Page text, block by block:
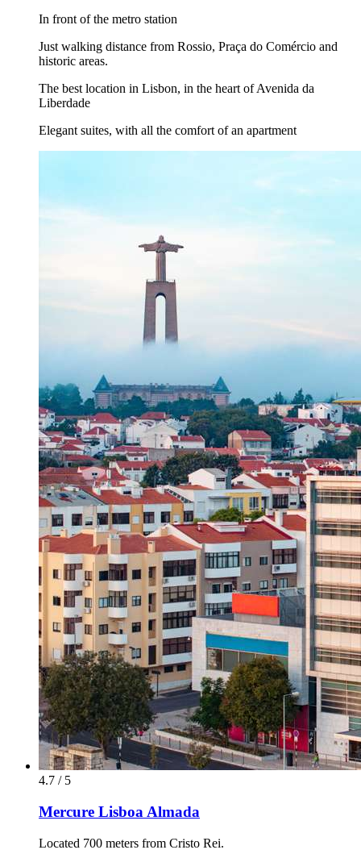
In front of the metro station
Just walking distance from Rossio, Praça do Comércio and
historic areas.
The best location in Lisbon, in the heart of Avenida da
Liberdade
Elegant suites, with all the comfort of an apartment
4.7 / 5
Mercure Lisboa Almada
Located 700 meters from Cristo Rei.